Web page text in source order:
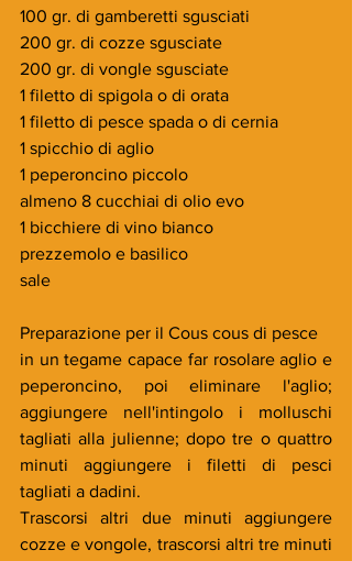
100 gr. di gamberetti sgusciati
200 gr. di cozze sgusciate
200 gr. di vongle sgusciate
1 filetto di spigola o di orata
1 filetto di pesce spada o di cernia
1 spicchio di aglio
1 peperoncino piccolo
almeno 8 cucchiai di olio evo
1 bicchiere di vino bianco
prezzemolo e basilico
sale
Preparazione per il Cous cous di pesce
in un tegame capace far rosolare aglio e
peperoncino, poi eliminare l'aglio;
aggiungere nell'intingolo i molluschi
tagliati alla julienne; dopo tre o quattro
minuti aggiungere i filetti di pesci
tagliati a dadini.
Trascorsi altri due minuti aggiungere
cozze e vongole, trascorsi altri tre minuti